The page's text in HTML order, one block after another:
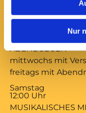
Nur
Gottesdienste:
Montag bis Freitag
ABENDSEGEN
mittwochs mit
freitags mit
Samstag
12:00 Uhr
MUSIKALISCHES